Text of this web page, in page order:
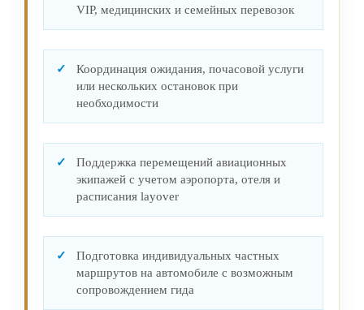
VIP, медицинских и семейных перевозок
Координация ожидания, почасовой услуги
или нескольких остановок при
необходимости
Поддержка перемещений авиационных
экипажей с учетом аэропорта, отеля и
расписания layover
Подготовка индивидуальных частных
маршрутов на автомобиле с возможным
сопровождением гида